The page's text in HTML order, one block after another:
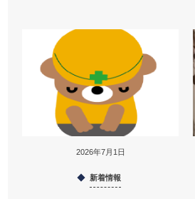
2026年7月1日
新着情報